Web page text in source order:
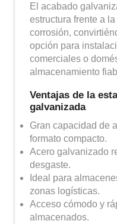
El acabado
estructura frente a
corrosión,
opción para
comerciales o
almacenamiento
Ventajas de la
galvanizada
Gran capacidad de
formato compacto.
Acero galvanizado
desgaste.
Ideal para
zonas logísticas.
Acceso cómodo y
almacenados.